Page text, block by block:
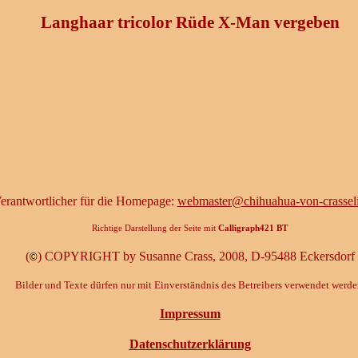
Langhaar tricolor Rüde X-Man vergeben
für die Homepage: webmaster@chihuahua-von-
Richtige Darstellung der Seite mit Calligraph421 BT
(©) COPYRIGHT by Susanne Crass, 2008, D-95488 Eckersdorf
Bilder und Texte dürfen nur mit Einverständnis des Betreibers verwendet
Impressum
Datenschutzerklärung